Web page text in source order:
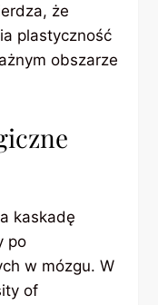
że
plastyczność
obszarze
kaskadę
po
w mózgu. W
of